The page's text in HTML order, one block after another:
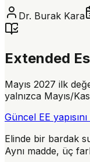
Dr. Burak Kara
Extended
Mayıs 2027 ilk
yalnızca Mayıs/
Güncel EE
Elinde bir bardak
Aynı madde, üç